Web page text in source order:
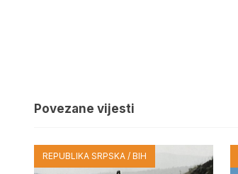
Povezane vijesti
REPUBLIKA SRPSKA / BIH